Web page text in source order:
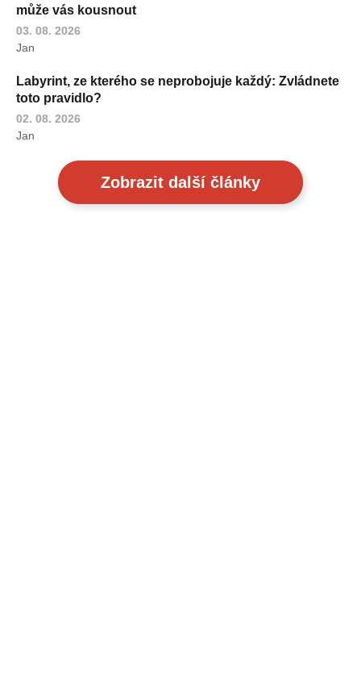
může vás kousnout
03. 08. 2026
Jan
Labyrint, ze kterého se neprobojuje každý: Zvládnete
toto pravidlo?
02. 08. 2026
Jan
Zobrazit další články